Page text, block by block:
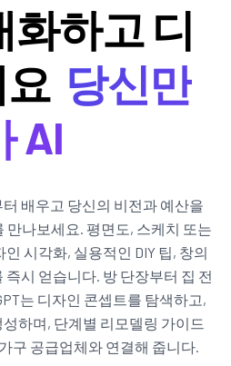
화하고 디
당신만
AI
배우고 당신의 비전과 예산을
만나보세요. 평면도, 스케치 또는
시각화, 실용적인 DIY 팁, 창의
시 얻습니다. 방 단장부터 집 전
는 디자인 콘셉트를 탐색하고,
하며, 단계별 리모델링 가이드
구 공급업체와 연결해 줍니다.